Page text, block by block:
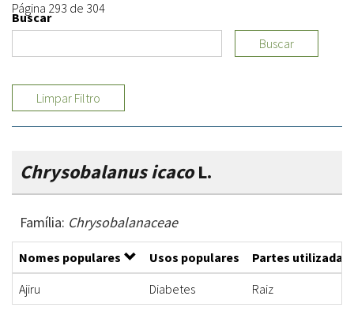
Página 293 de 304
Buscar
Buscar
Limpar Filtro
Chrysobalanus icacoL.
Família: Chrysobalanaceae
Nomes populares Usos populares
Partes utilizadas
Ajiru
Diabetes Raiz